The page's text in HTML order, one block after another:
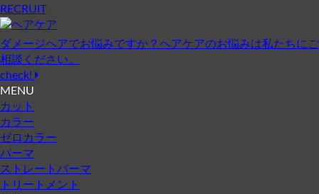
RECRUIT
ダメージヘアでお悩みですか？ヘアケアのお悩みは私たちにご
相談ください。
check!
MENU
カット
カラー
ゼロカラー
パーマ
ストレートパーマ
トリートメント